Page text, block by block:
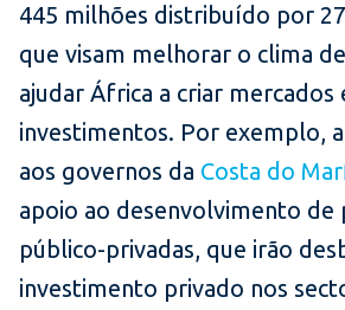
445 milhões distribuído por
que visam melhorar o clima
ajudar África a criar mercados
investimentos. Por exemplo,
aos governos da Costa do
apoio ao desenvolvimento de
público-privadas, que irão
investimento privado nos